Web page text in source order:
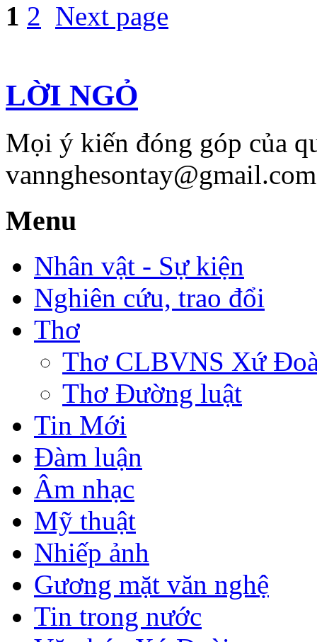
1 2 Next page
LỜI NGỎ
Mọi ý kiến đóng góp của
Menu
Nhân vật - Sự kiện
Nghiên cứu, trao đổi
Thơ
Thơ CLBVNS Xứ
Thơ Đường luật
Tin Mới
Đàm luận
Âm nhạc
Mỹ thuật
Nhiếp ảnh
Gương mặt văn nghệ
Tin trong nước